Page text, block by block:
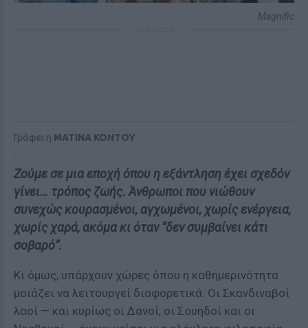
Magnific
Γράφει η MATINA KONTOY
Ζούμε σε μια εποχή όπου η εξάντληση έχει σχεδόν
γίνει… τρόπος ζωής. Άνθρωποι που νιώθουν
συνεχώς κουρασμένοι, αγχωμένοι, χωρίς ενέργεια,
χωρίς χαρά, ακόμα κι όταν “δεν συμβαίνει κάτι
σοβαρό”.
Κι όμως, υπάρχουν χώρες όπου η καθημερινότητα
μοιάζει να λειτουργεί διαφορετικά. Οι Σκανδιναβοί
λαοί — και κυρίως οι Δανοί, οι Σουηδοί και οι